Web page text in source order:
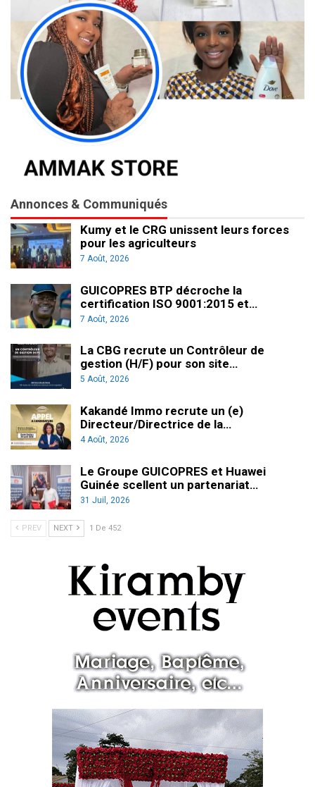
Annonces & Communiqués
Kumy et le CRG unissent leurs forces
pour les agriculteurs
7 Août, 2026
GUICOPRES BTP décroche la
certification ISO 9001:2015 et…
7 Août, 2026
La CBG recrute un Contrôleur de
gestion (H/F) pour son site…
5 Août, 2026
Kakandé Immo recrute un (e)
Directeur/Directrice de la…
4 Août, 2026
Le Groupe GUICOPRES et Huawei
Guinée scellent un partenariat…
31 Juil, 2026
PREV NEXT 1 De 452